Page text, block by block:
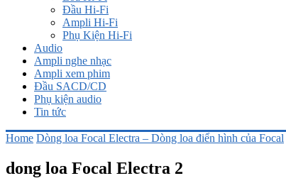
Đầu Hi-Fi
Ampli Hi-Fi
Phụ Kiện Hi-Fi
Audio
Ampli nghe nhạc
Ampli xem phim
Đầu SACD/CD
Phụ kiện audio
Tin tức
Home Dòng loa Focal Electra – Dòng loa điển hình của Focal
dong loa Focal Electra 2